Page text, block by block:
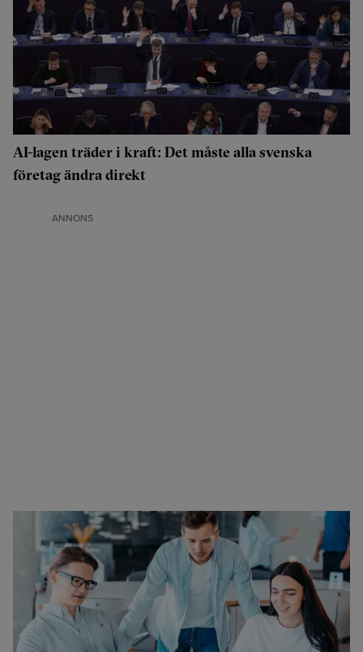
AI-lagen träder i kraft: Det måste alla svenska
företag ändra direkt
ANNONS